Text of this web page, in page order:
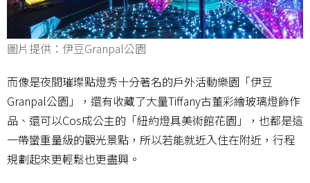
圖片提供：伊豆Granpal公園
而像是夜間璀璨點燈秀十分著名的戶外活動樂園「伊豆
Granpal公園」，還有收藏了大量Tiffany古董彩繪玻璃燈飾作
品、還可以Cos成公主的「紐約燈具美術館花園」，也都是這
一帶蠻重量級的觀光景點，所以若能就近入住在附近，行程
規劃起來更輕鬆也更盡興。